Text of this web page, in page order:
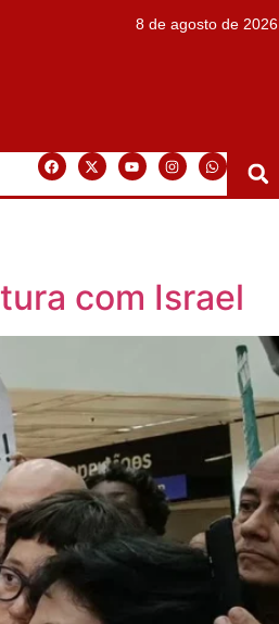
8 de agosto de 2026
com Israel